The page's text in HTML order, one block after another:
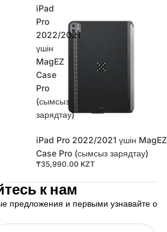
iPad
Pro
2022/2021
үшін
MagEZ
Case
Pro
(сымсыз
зарядтау)
iPad Pro 2022/2021 үшін MagEZ
Case Pro (сымсыз зарядтау)
₸35,990.00 KZT
к нам
предложения и первыми узнавайте о